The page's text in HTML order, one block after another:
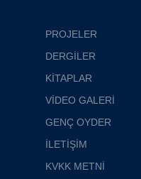
PROJELER
DERGİLER
KİTAPLAR
VİDEO GALERİ
GENÇ OYDER
İLETİŞİM
KVKK METNİ